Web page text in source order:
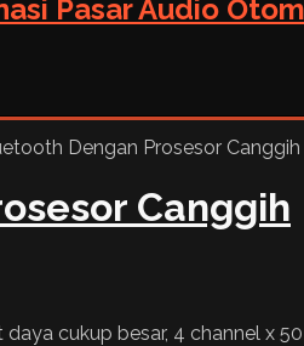
Pasar Audio
Canggih
cukup besar, 4 channel x